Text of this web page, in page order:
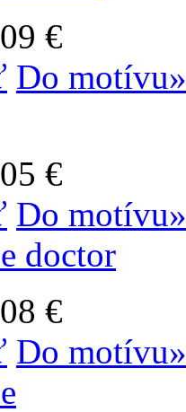
€
Do motívu»
€
Do motívu»
doctor
€
Do motívu»